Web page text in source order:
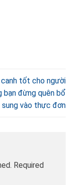
canh tốt cho người
bạn đừng quên bổ
sung vào thực đơn
Required